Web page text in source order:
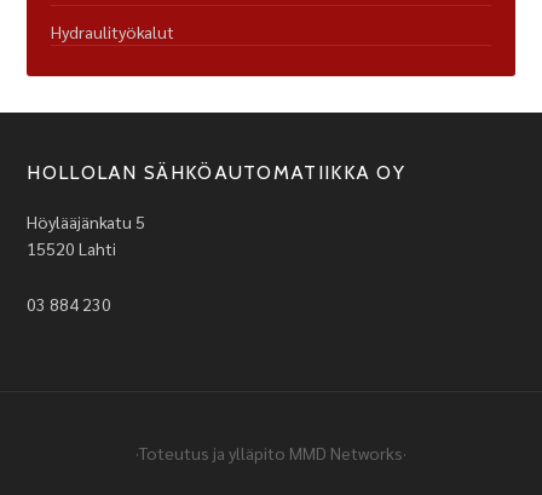
Hydraulityökalut
HOLLOLAN SÄHKÖAUTOMATIIKKA OY
Höylääjänkatu 5
15520 Lahti
03 884 230
·Toteutus ja ylläpito MMD Networks·